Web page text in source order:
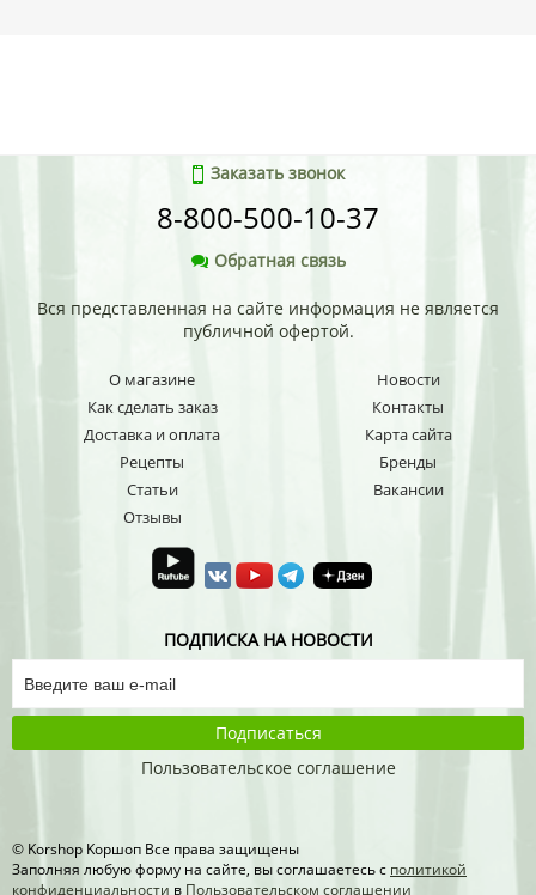
Заказать звонок
8-800-500-10-37
Обратная связь
Вся представленная на сайте информация не является
публичной офертой.
О магазине
Как сделать заказ
Доставка и оплата
Рецепты
Статьи
Отзывы
Новости
Контакты
Карта сайта
Бренды
Вакансии
ПОДПИСКА НА НОВОСТИ
Подписаться
Пользовательское соглашение
© Korshop Koршоп Все права защищены
Заполняя любую форму на сайте, вы соглашаетесь с политикой
конфиденциальности в Пользовательском соглашении